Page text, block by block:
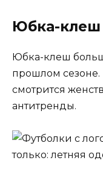
Юбка-клеш
Юбка-клеш
прошлом сезоне.
смотрится
антитренды.